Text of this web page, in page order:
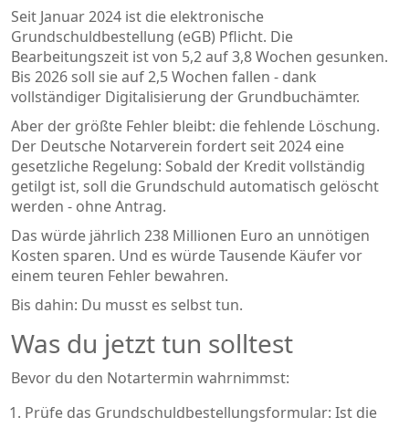
Seit Januar 2024 ist die elektronische
Grundschuldbestellung (eGB) Pflicht. Die
Bearbeitungszeit ist von 5,2 auf 3,8 Wochen gesunken.
Bis 2026 soll sie auf 2,5 Wochen fallen - dank
vollständiger Digitalisierung der Grundbuchämter.
Aber der größte Fehler bleibt: die fehlende Löschung.
Der Deutsche Notarverein fordert seit 2024 eine
gesetzliche Regelung: Sobald der Kredit vollständig
getilgt ist, soll die Grundschuld automatisch gelöscht
werden - ohne Antrag.
Das würde jährlich 238 Millionen Euro an unnötigen
Kosten sparen. Und es würde Tausende Käufer vor
einem teuren Fehler bewahren.
Bis dahin: Du musst es selbst tun.
Was du jetzt tun solltest
Bevor du den Notartermin wahrnimmst:
Prüfe das Grundschuldbestellungsformular: Ist die